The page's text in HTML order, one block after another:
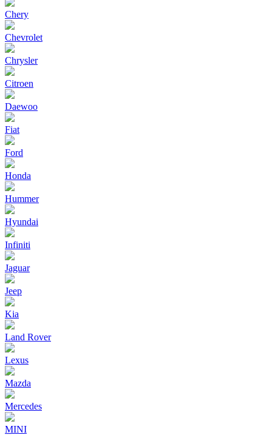
Chery
Chevrolet
Chrysler
Citroen
Daewoo
Fiat
Ford
Honda
Hummer
Hyundai
Infiniti
Jaguar
Jeep
Kia
Land Rover
Lexus
Mazda
Mercedes
MINI